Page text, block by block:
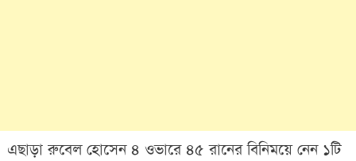
এছাড়া রুবেল হোসেন ৪ ওভারে ৪৫ রানের বিনিময়ে নেন ১টি